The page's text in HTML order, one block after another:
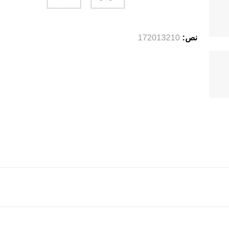
نص: 172013210